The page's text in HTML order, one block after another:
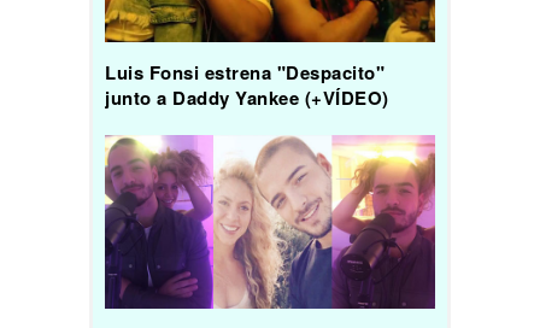
Luis Fonsi estrena "Despacito"
junto a Daddy Yankee (+VÍDEO)